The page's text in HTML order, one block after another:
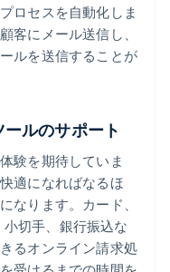
ロセスを自動化しま
客にメール送信し、
ルを送信することが
ルのサポート
験を期待していま
適になればなるほ
なります。カード、
切手、銀行振込な
るオンライン請求処